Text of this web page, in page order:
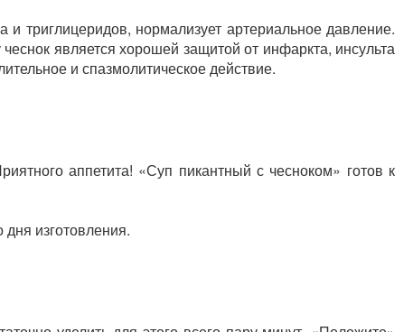
триглицеридов, нормализует артериальное давление.
является хорошей защитой от инфаркта, инсульта
и спазмолитическое действие.
аппетита! «Суп пикантный с чесноком» готов к
изготовления.